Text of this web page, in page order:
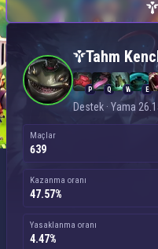
Tahm Kench — Destek
Tahm
P Q W E
Destek · Yama
Maçlar
639
Kazanma oranı
47.57%
Yasaklanma oranı
4.47%